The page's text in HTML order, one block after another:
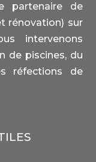
partenaire de
rénovation) sur
intervenons
de piscines, du
réfections de